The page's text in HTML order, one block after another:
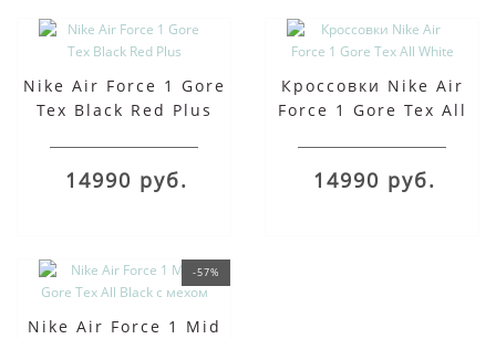
Nike Air Force 1 Gore
Tex Black Red Plus
14990 руб.
Кроссовки Nike Air
Force 1 Gore Tex All
14990 руб.
-57%
Nike Air Force 1 Mid